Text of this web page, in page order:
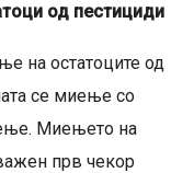
од пестициди
на остатоците од
се миење со
Миењето на
прв чекор